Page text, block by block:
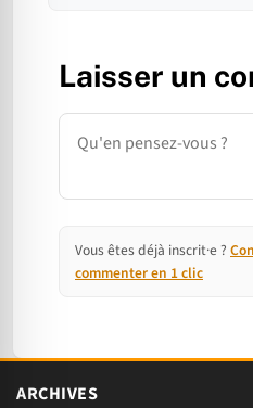
Laisser un
Commentaire
Vous êtes déjà inscrit·e ?
commenter en 1 clic
ARCHIVES